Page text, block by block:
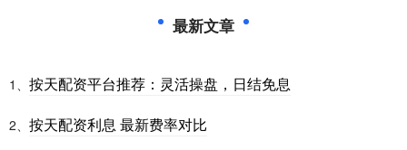
最新文章
1、 按天配资平台推荐：灵活操盘，日结免息
2、 按天配资利息 最新费率对比